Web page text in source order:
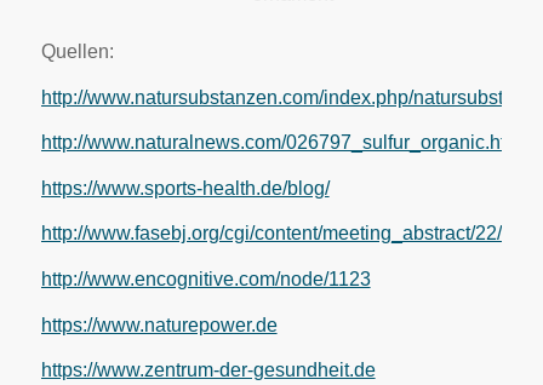
Quellen:
http://www.natursubstanzen.com/index.php/
http://www.naturalnews.com/026797_sulfur_organic.html
https://www.sports-health.de/blog/
http://www.fasebj.org/cgi/content/meeting_abstract/22/
http://www.encognitive.com/node/1123
https://www.naturepower.de
https://www.zentrum-der-gesundheit.de